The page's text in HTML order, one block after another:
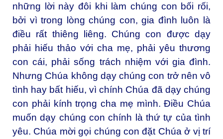
những lời này đôi khi làm chúng con bối rối,
bởi vì trong lòng chúng con, gia đình luôn là
điều rất thiêng liêng. Chúng con được dạy
phải hiếu thảo với cha mẹ, phải yêu thương
con cái, phải sống trách nhiệm với gia đình.
Nhưng Chúa không dạy chúng con trở nên vô
tình hay bất hiếu, vì chính Chúa đã dạy chúng
con phải kính trọng cha mẹ mình. Điều Chúa
muốn dạy chúng con chính là thứ tự của tình
yêu. Chúa mời gọi chúng con đặt Chúa ở vị trí